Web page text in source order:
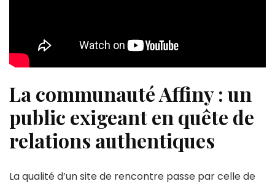
La communauté Affiny : un
public exigeant en quête de
relations authentiques
La qualité d’un site de rencontre passe par celle de